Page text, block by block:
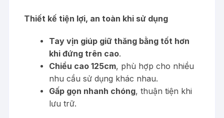
Thiết kế tiện lợi, an toàn khi sử dụng
Tay vịn giúp giữ thăng bằng tốt hơn
khi đứng trên cao.
Chiều cao 125cm, phù hợp cho nhiều
nhu cầu sử dụng khác nhau.
Gấp gọn nhanh chóng, thuận tiện khi
lưu trữ.